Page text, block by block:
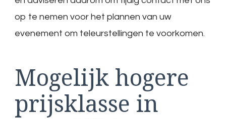
op te nemen voor het plannen van uw
evenement om teleurstellingen te voorkomen.
Mogelijk hogere
prijsklasse in